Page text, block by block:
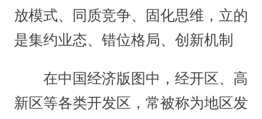
放模式、同质竞争、固化思维，立的
是集约业态、错位格局、创新机制
在中国经济版图中，经开区、高
新区等各类开发区，常被称为地区发